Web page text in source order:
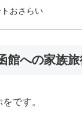
おさらい
館への家族旅
です。